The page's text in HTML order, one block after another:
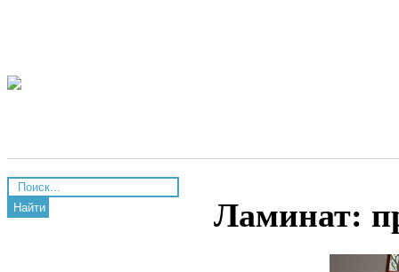
Найти Ламинат: